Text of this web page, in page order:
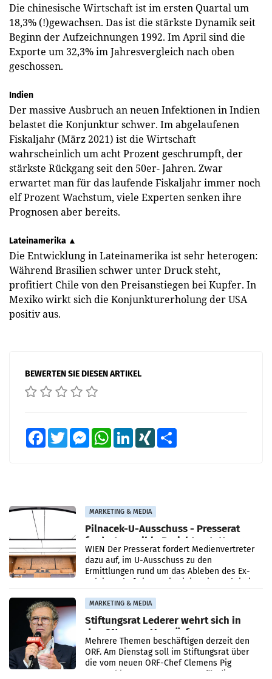
Die chinesische Wirtschaft ist im ersten Quartal um
18,3% (!)gewachsen. Das ist die stärkste Dynamik seit
Beginn der Aufzeichnungen 1992. Im April sind die
Exporte um 32,3% im Jahresvergleich nach oben
geschossen.
Indien
Der massive Ausbruch an neuen Infektionen in Indien
belastet die Konjunktur schwer. Im abgelaufenen
Fiskaljahr (März 2021) ist die Wirtschaft
wahrscheinlich um acht Prozent geschrumpft, der
stärkste Rückgang seit den 50er- Jahren. Zwar
erwartet man für das laufende Fiskaljahr immer noch
elf Prozent Wachstum, viele Experten senken ihre
Prognosen aber bereits.
Lateinamerika ▲
Die Entwicklung in Lateinamerika ist sehr heterogen:
Während Brasilien schwer unter Druck steht,
profitiert Chile von den Preisanstiegen bei Kupfer. In
Mexiko wirkt sich die Konjunkturerholung der USA
positiv aus.
BEWERTEN SIE DIESEN ARTIKEL
FacebookTwitter MessengerWhatsAppLinkedInXING
MARKETING & MEDIA
Pilnacek-U-Ausschuss - Presserat
fordert sensible Berichterstattung
WIEN Der Presserat fordert Medienvertreter
dazu auf, im U-Ausschuss zu den
Ermittlungen rund um das Ableben des Ex-
Sektionschefs im Justizministerium, Christian
MARKETING & MEDIA
Stiftungsrat Lederer wehrt sich in
den SN gegen Vorwürfe
Mehrere Themen beschäftigen derzeit den
ORF. Am Dienstag soll im Stiftungsrat über
die vom neuen ORF-Chef Clemens Pig
vorgeschlagenen Besetzungen für die